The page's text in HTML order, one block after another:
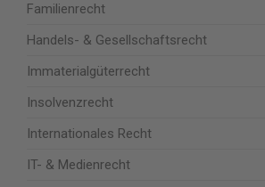
Familienrecht
Handels- & Gesellschaftsrecht
Immaterialgüterrecht
Insolvenzrecht
Internationales Recht
IT- & Medienrecht